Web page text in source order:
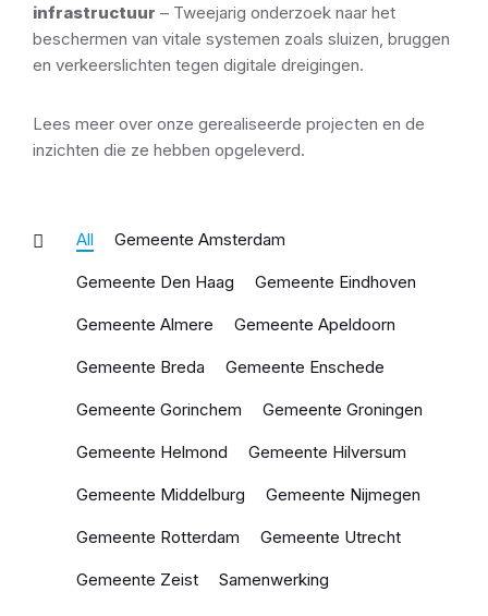
infrastructuur – Tweejarig onderzoek naar het
beschermen van vitale systemen zoals sluizen, bruggen
en verkeerslichten tegen digitale dreigingen.
Lees meer over onze gerealiseerde projecten en de
inzichten die ze hebben opgeleverd.
All Gemeente Amsterdam
Gemeente Den Haag Gemeente Eindhoven
Gemeente Almere Gemeente Apeldoorn
Gemeente Breda Gemeente Enschede
Gemeente Gorinchem Gemeente Groningen
Gemeente Helmond Gemeente Hilversum
Gemeente Middelburg Gemeente Nijmegen
Gemeente Rotterdam Gemeente Utrecht
Gemeente Zeist Samenwerking